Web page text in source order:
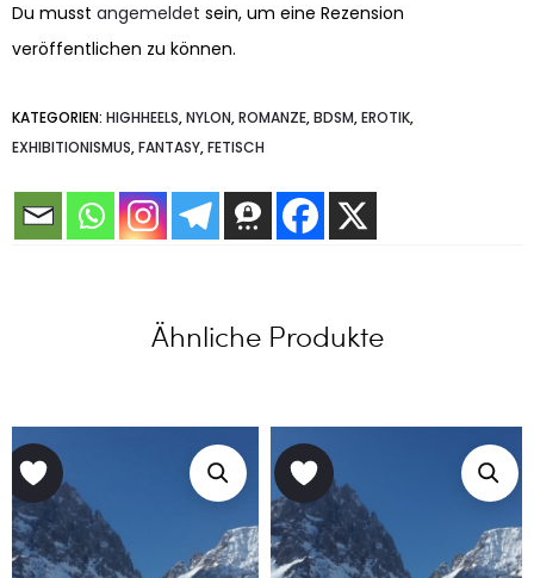
Du musst angemeldet sein, um eine Rezension
veröffentlichen zu können.
KATEGORIEN: HIGHHEELS,NYLON,ROMANZE,BDSM,EROTIK,
EXHIBITIONISMUS,FANTASY,FETISCH
Ähnliche Produkte